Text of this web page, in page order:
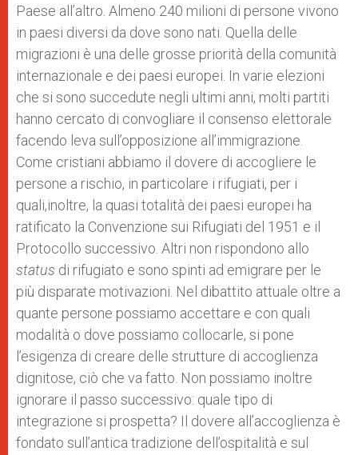
Paese all’altro. Almeno 240 milioni di persone vivono
in paesi diversi da dove sono nati. Quella delle
migrazioni è una delle grosse priorità della comunità
internazionale e dei paesi europei. In varie elezioni
che si sono succedute negli ultimi anni, molti partiti
hanno cercato di convogliare il consenso elettorale
facendo leva sull’opposizione all’immigrazione.
Come cristiani abbiamo il dovere di accogliere le
persone a rischio, in particolare i rifugiati, per i
quali,inoltre, la quasi totalità dei paesi europei ha
ratificato la Convenzione sui Rifugiati del 1951 e il
Protocollo successivo. Altri non rispondono allo
status di rifugiato e sono spinti ad emigrare per le
più disparate motivazioni. Nel dibattito attuale oltre a
quante persone possiamo accettare e con quali
modalità o dove possiamo collocarle, si pone
l’esigenza di creare delle strutture di accoglienza
dignitose, ciò che va fatto. Non possiamo inoltre
ignorare il passo successivo: quale tipo di
integrazione si prospetta? Il dovere all’accoglienza è
fondato sull’antica tradizione dell’ospitalità e sul